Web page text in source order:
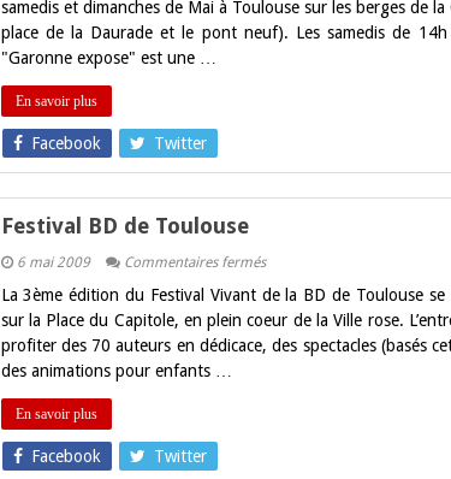
durant
tout
samedis et dimanches de Mai à Toulouse sur les berges de
place de la Daurade et le pont neuf). Les samedis de
"Garonne expose" est une …
En savoir plus
Facebook Twitter
Festival BD de Toulouse
6 mai 2009 Commentaires ferméssur
BD
Toulouse
La 3ème édition du Festival Vivant de la BD de Toulouse
sur la Place du Capitole, en plein coeur de la Ville rose.
profiter des 70 auteurs en dédicace, des spectacles (basés
des animations pour enfants …
En savoir plus
Facebook Twitter